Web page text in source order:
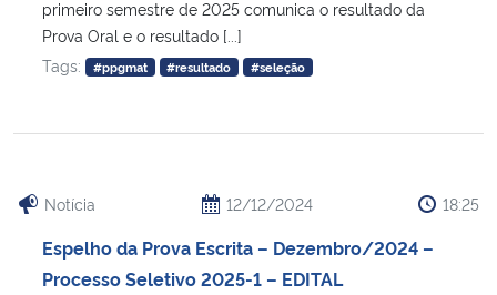
primeiro semestre de 2025 comunica o resultado da
Prova Oral e o resultado [...]
Tags:
#ppgmat #resultado #seleção
Notícia 12/12/2024 18:25
Espelho da Prova Escrita – Dezembro/2024 –
Processo Seletivo 2025-1 – EDITAL